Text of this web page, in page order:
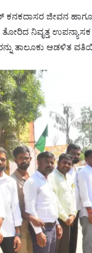
ಕನಕದಾಸರ ಜೀವನ
ತೋರಿದ ನಿವೃತ್ತ
ತಾಲೂಕು ಆಡಳಿತ